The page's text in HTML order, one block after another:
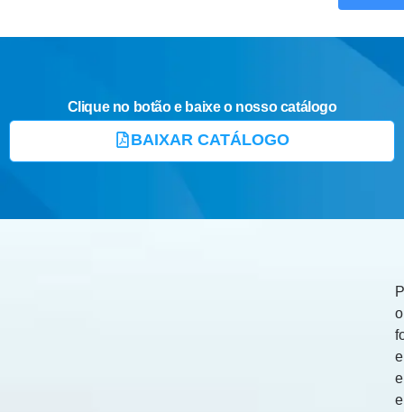
Clique no botão e baixe o nosso catálogo
BAIXAR CATÁLOGO
o
e